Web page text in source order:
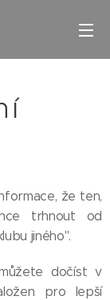
že ten,
trhnout od
jiného".
dočíst v
pro lepší